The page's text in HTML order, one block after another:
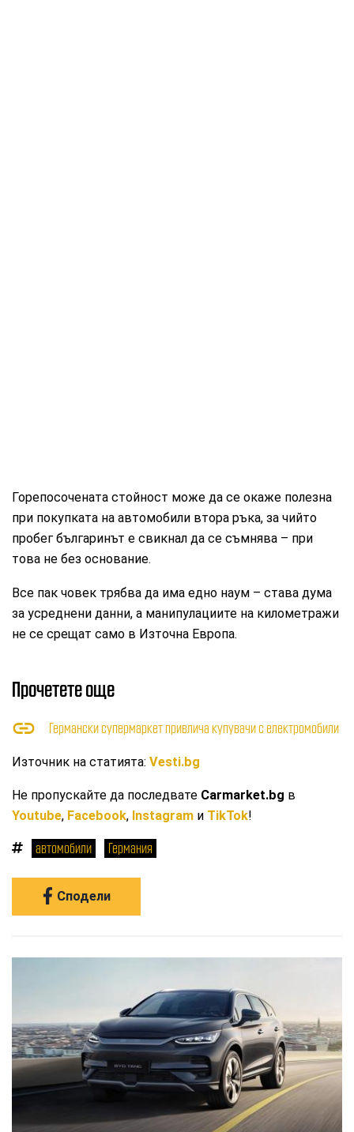
Горепосочената стойност може да се окаже полезна
при покупката на автомобили втора ръка, за чийто
пробег българинът е свикнал да се съмнява – при
това не без основание.
Все пак човек трябва да има едно наум – става дума
за усреднени данни, а манипулациите на километражи
не се срещат само в Източна Европа.
Прочетете още
Германски супермаркет привлича купувачи с електромобили
Източник на статията:Vesti.bg
Не пропускайте да последвате Carmarket.bg в
Youtube, Facebook, Instagram и TikTok!
автомобили Германия
Сподели